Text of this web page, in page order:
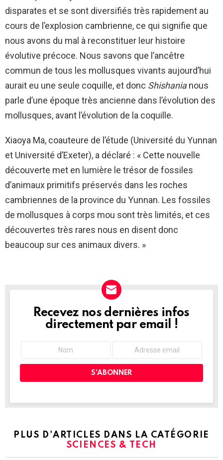
disparates et se sont diversifiés très rapidement au
cours de l’explosion cambrienne, ce qui signifie que
nous avons du mal à reconstituer leur histoire
évolutive précoce. Nous savons que l’ancêtre
commun de tous les mollusques vivants aujourd’hui
aurait eu une seule coquille, et donc Shishanianous
parle d’une époque très ancienne dans l’évolution des
mollusques, avant l’évolution de la coquille.
Xiaoya Ma, coauteure de l’étude (Université du Yunnan
et Université d’Exeter), a déclaré : « Cette nouvelle
découverte met en lumière le trésor de fossiles
d’animaux primitifs préservés dans les roches
cambriennes de la province du Yunnan. Les fossiles
de mollusques à corps mou sont très limités, et ces
découvertes très rares nous en disent donc
beaucoup sur ces animaux divers. »
NEWSLETTER
Recevez nos dernières infos
directement par email !
PLUS D'ARTICLES DANS LA CATÉGORIE
SCIENCES & TECH